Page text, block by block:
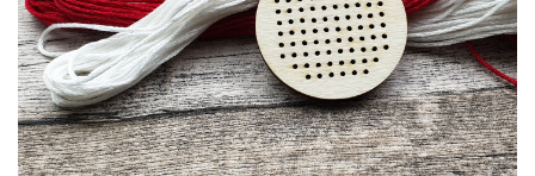
Mijloace de transport
Seturi figurine diverse
Forme vintage
Ornamente si scrapbooking
Scrapbooking